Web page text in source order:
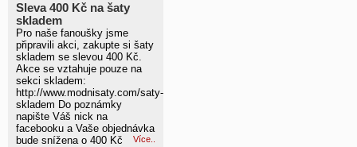
Sleva 400 Kč na šaty
skladem
Pro naše fanoušky jsme
připravili akci, zakupte si šaty
skladem se slevou 400 Kč.
Akce se vztahuje pouze na
sekci skladem:
http://www.modnisaty.com/saty-
skladem Do poznámky
napište Váš nick na
facebooku a Vaše objednávka
bude snížena o 400 Kč
Více..